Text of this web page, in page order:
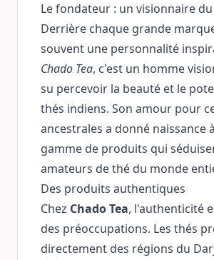
Le fondateur : un visionnaire
Derrière chaque grande
souvent une personnalité
Chado Tea, c'est un homme
su percevoir la beauté et le
thés indiens. Son amour pour
ancestrales a donné naissance
gamme de produits qui
amateurs de thé du monde
Des produits authentiques
Chez Chado Tea, l'authenticité
des préoccupations. Les thés
directement des régions du